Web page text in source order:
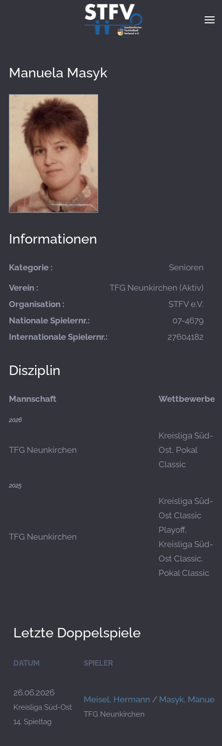
Zum Hauptinhalt springen
Manuela Masyk
Informationen
Kategorie : Senioren
Verein :
TFG Neunkirchen (Aktiv)
Organisation :
STFV e.V.
Nationale Spielernr.:
07-4679
Internationale Spielernr.:
27604182
Disziplin
Mannschaft Wettbewerbe
2026
TFG Neunkirchen
Kreisliga Süd-
Ost, Pokal
Classic
2025
TFG Neunkirchen
Kreisliga Süd-
Ost Classic
Playoff,
Kreisliga Süd-
Ost Classic,
Pokal Classic
Letzte Doppelspiele
DATUM SPIELER
26.06.2026
Kreisliga Süd-Ost
14. Spieltag
Meisel, Hermann / Masyk, Manuela
TFG Neunkirchen